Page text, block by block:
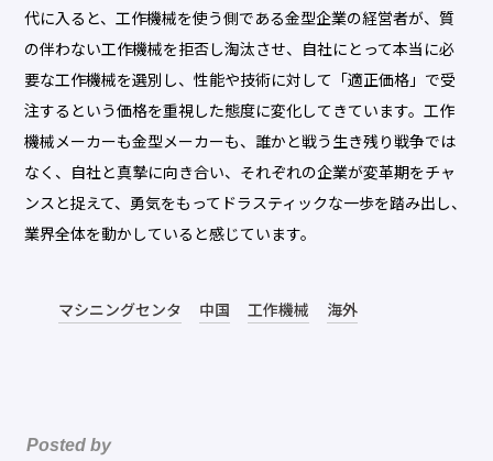
代に入ると、工作機械を使う側である金型企業の経営者が、質
の伴わない工作機械を拒否し淘汰させ、自社にとって本当に必
要な工作機械を選別し、性能や技術に対して「適正価格」で受
注するという価格を重視した態度に変化してきています。工作
機械メーカーも金型メーカーも、誰かと戦う生き残り戦争では
なく、自社と真摯に向き合い、それぞれの企業が変革期をチャ
ンスと捉えて、勇気をもってドラスティックな一歩を踏み出し、
業界全体を動かしていると感じています。
マシニングセンタ 中国 工作機械 海外
Posted by